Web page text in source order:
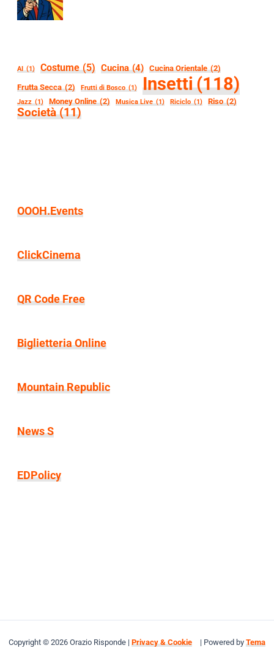
AI (1) Costume (5) Cucina (4) Cucina Orientale (2)
Frutta Secca (2) Frutti di Bosco (1) Insetti(118)
Jazz (1) Money Online (2) Musica Live (1) Riciclo (1) Riso (2)
Società (11)
OOOH.Events
ClickCinema
QR Code Free
Biglietteria Online
Mountain Republic
News S
EDPolicy
Copyright © 2026 Orazio Risponde |Privacy & Cookie | Powered by Tema